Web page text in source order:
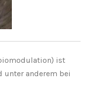
ist
unter anderem bei